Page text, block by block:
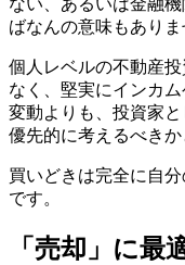
ばなんの意味もありま
個人レベルの不動産
なく、堅実にインカ
変動よりも、投資家
優先的に考えるべきか
買いどきは完全に自
です。
「売却」に最